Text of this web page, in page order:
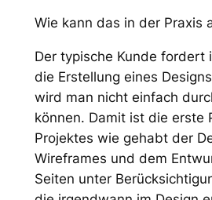
Wie kann das in der Praxis
Der typische Kunde fordert
die Erstellung eines
wird man nicht einfach
können. Damit ist die erste
Projektes wie gehabt der
Wireframes und dem
Seiten unter